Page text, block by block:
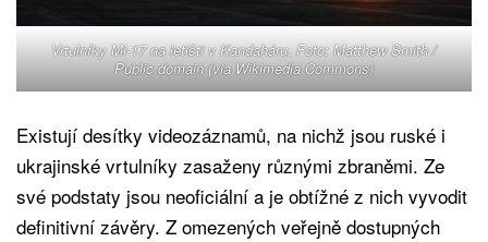
Vrtulníky Mi-17 na letišti v Kandaháru. Foto: Matthew Smith /
Public domain(via Wikimedia Commons)
Existují desítky videozáznamů, na nichž jsou ruské i
ukrajinské vrtulníky zasaženy různými zbraněmi. Ze
své podstaty jsou neoficiální a je obtížné z nich vyvodit
definitivní závěry. Z omezených veřejně dostupných